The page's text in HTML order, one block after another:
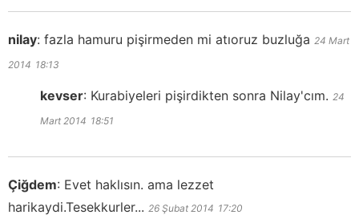
nilay: fazla hamuru pişirmeden mi atıoruz buzluğa 24 Mart
2014 18:13
kevser: Kurabiyeleri pişirdikten sonra Nilay'cım. 24
Mart 2014 18:51
Çiğdem: Evet haklısın. ama lezzet
harikaydi.Tesekkurler... 26 Şubat 2014 17:20